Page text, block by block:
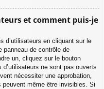
et comment puis-je
d’utilisateurs en cliquant sur le
panneau de contrôle de
un, cliquez sur le bouton
ne sont pas ouverts
nécessiter une approbation,
peuvent même être invisibles. Si